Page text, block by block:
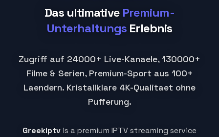
Das ultimative Premium-
Unterhaltungs Erlebnis
Zugriff auf 24000+ Live-Kanaele, 130000+
Filme & Serien, Premium-Sport aus 100+
Laendern. Kristallklare 4K-Qualitaet ohne
Pufferung.
Greekiptv is a premium IPTV streaming service